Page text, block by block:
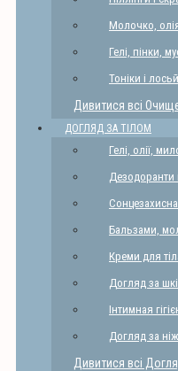
Молочко,
Гелі, пінки,
Тоніки і
Дивитися всі
ДОГЛЯД ЗА ТІЛОМ
Гелі, олії,
Дезодоранти
Сонцезахисна
Бальзами,
Креми для
Догляд за
Інтимная
Догляд за
Дивитися всі